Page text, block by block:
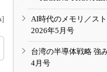
]
AI時代のメモリ／ス
2026年5月号
台湾の半導体戦略
4月号